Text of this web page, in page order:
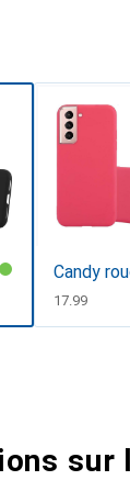
Candy
CHF
17.99
sur